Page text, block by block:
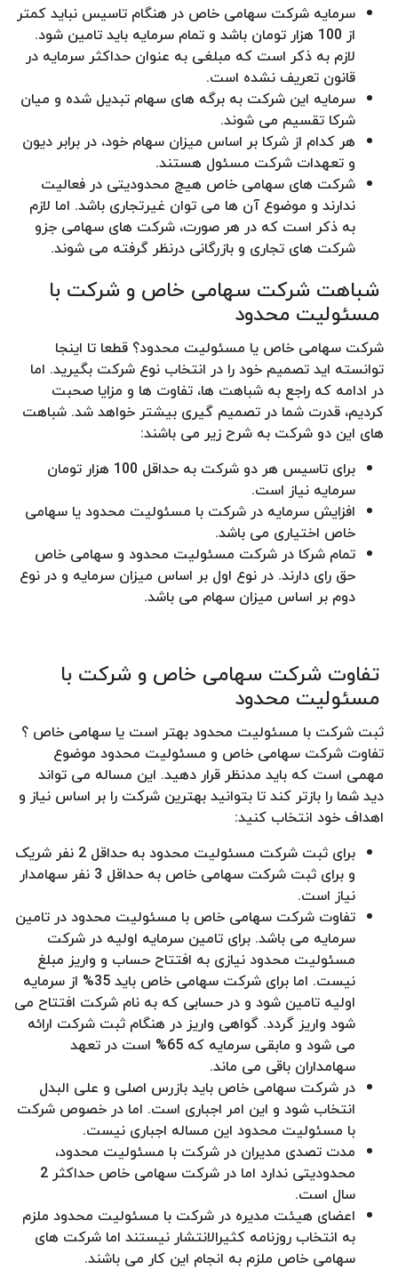
سرمایه شرکت سهامی خاص در هنگام تاسیس نباید کمتر
از 100 هزار تومان باشد و تمام سرمایه باید تامین شود.
لازم به ذکر است که مبلغی به عنوان حداکثر سرمایه در
قانون تعریف نشده است.
سرمایه این شرکت به برگه های سهام تبدیل شده و میان
شرکا تقسیم می شوند.
هر کدام از شرکا بر اساس میزان سهام خود، در برابر دیون
و تعهدات شرکت مسئول هستند.
شرکت های سهامی خاص هیچ محدودیتی در فعالیت
ندارند و موضوع آن ها می توان غیرتجاری باشد. اما لازم
به ذکر است که در هر صورت، شرکت های سهامی جزو
شرکت های تجاری و بازرگانی درنظر گرفته می شوند.
شباهت شرکت سهامی خاص و شرکت با
مسئولیت محدود
شرکت سهامی خاص یا مسئولیت محدود؟ قطعا تا اینجا
توانسته اید تصمیم خود را در انتخاب نوع شرکت بگیرید. اما
در ادامه که راجع به شباهت ها، تفاوت ها و مزایا صحبت
کردیم، قدرت شما در تصمیم گیری بیشتر خواهد شد. شباهت
های این دو شرکت به شرح زیر می باشند:
برای تاسیس هر دو شرکت به حداقل 100 هزار تومان
سرمایه نیاز است.
افزایش سرمایه در شرکت با مسئولیت محدود یا سهامی
خاص اختیاری می باشد.
تمام شرکا در شرکت مسئولیت محدود و سهامی خاص
حق رای دارند. در نوع اول بر اساس میزان سرمایه و در نوع
دوم بر اساس میزان سهام می باشد.
تفاوت شرکت سهامی خاص و شرکت با
مسئولیت محدود
ثبت شرکت با مسئولیت محدود بهتر است یا سهامی خاص ؟
تفاوت شرکت سهامی خاص و مسئولیت محدود موضوع
مهمی است که باید مدنظر قرار دهید. این مساله می تواند
دید شما را بازتر کند تا بتوانید بهترین شرکت را بر اساس نیاز و
اهداف خود انتخاب کنید:
برای ثبت شرکت مسئولیت محدود به حداقل 2 نفر شریک
و برای ثبت شرکت سهامی خاص به حداقل 3 نفر سهامدار
نیاز است.
تفاوت شرکت سهامی خاص با مسئولیت محدود در تامین
سرمایه می باشد. برای تامین سرمایه اولیه در شرکت
مسئولیت محدود نیازی به افتتاح حساب و واریز مبلغ
نیست. اما برای شرکت سهامی خاص باید 35% از سرمایه
اولیه تامین شود و در حسابی که به نام شرکت افتتاح می
شود واریز گردد. گواهی واریز در هنگام ثبت شرکت ارائه
می شود و مابقی سرمایه که 65% است در تعهد
سهامداران باقی می ماند.
در شرکت سهامی خاص باید بازرس اصلی و علی البدل
انتخاب شود و این امر اجباری است. اما در خصوص شرکت
با مسئولیت محدود این مساله اجباری نیست.
مدت تصدی مدیران در شرکت با مسئولیت محدود،
محدودیتی ندارد اما در شرکت سهامی خاص حداکثر 2
سال است.
اعضای هیئت مدیره در شرکت با مسئولیت محدود ملزم
به انتخاب روزنامه کثیرالانتشار نیستند اما شرکت های
سهامی خاص ملزم به انجام این کار می باشند.